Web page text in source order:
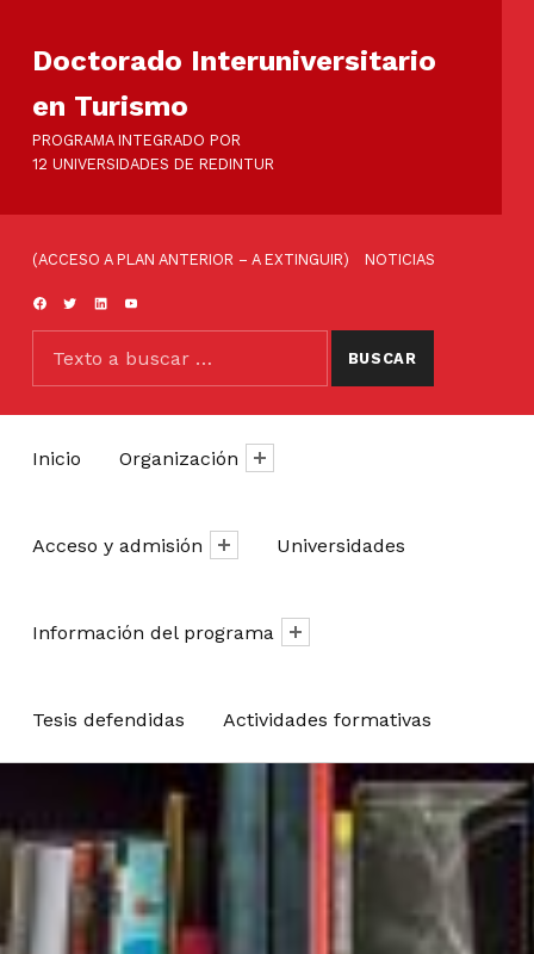
Doctorado Interuniversitario
en Turismo
PROGRAMA INTEGRADO POR
12 UNIVERSIDADES DE REDINTUR
(ACCESO A PLAN ANTERIOR – A EXTINGUIR) NOTICIAS
FACEBOOK
TWITTER
LINKEDINYOUTUBE
BUSCAR
Buscar:
Inicio Organización
Acceso y admisión Universidades
Información del programa
Tesis defendidas Actividades formativas